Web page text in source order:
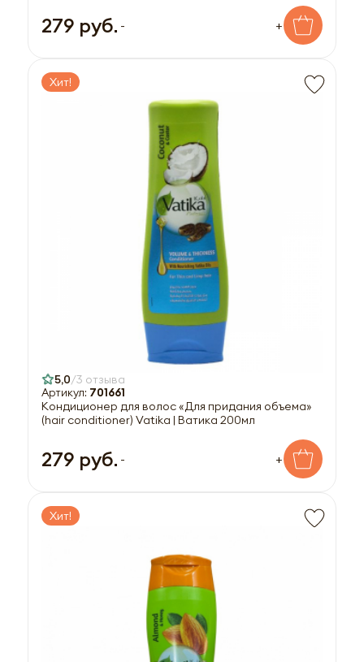
279 руб. - +
Хит!
5,0 3 отзыва
Артикул: 701661
Кондиционер для волос «Для придания объема»
(hair conditioner) Vatika | Ватика 200мл
279 руб. - +
Хит!